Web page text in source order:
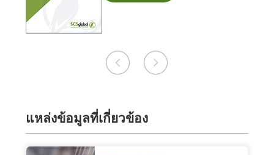
แหล่งข้อมูลที่เกี่ยวข้อง